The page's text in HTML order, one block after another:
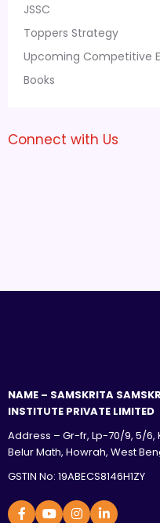
JSSC
Toppers Strategy
Upcoming Competitive
Books
Connect with Us
NAME – SAMSKRITA
INSTITUTE PRIVATE LIMITED
Address – Gr-fr, Lp-70/9, 5/6,
Belur Math, Howrah, West
GSTIN No: 19ABECS8146H1ZY